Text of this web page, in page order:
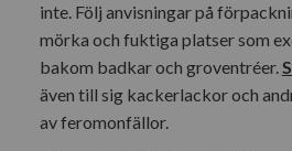
inte. Följ anvisningar på
mörka och fuktiga platser som
bakom badkar och groventréer.
även till sig kackerlackor och
av feromonfällor.